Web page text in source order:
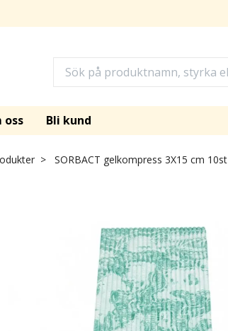
oss Bli kund
SORBACT gelkompress 3X15 cm 10st